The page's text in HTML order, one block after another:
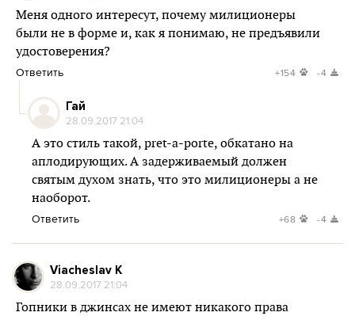
Меня одного интересут, почему милиционеры
были не в форме и, как я понимаю, не предъявили
удостоверения?
Ответить +154 -4
Гай
28.09.2017 21:04
А это стиль такой, pret-a-porte, обкатано на
аплодирующих. А задерживаемый должен
святым духом знать, что это милиционеры а не
наоборот.
Ответить +68 -4
Viacheslav K
28.09.2017 21:04
Гопники в джинсах не имеют никакого права